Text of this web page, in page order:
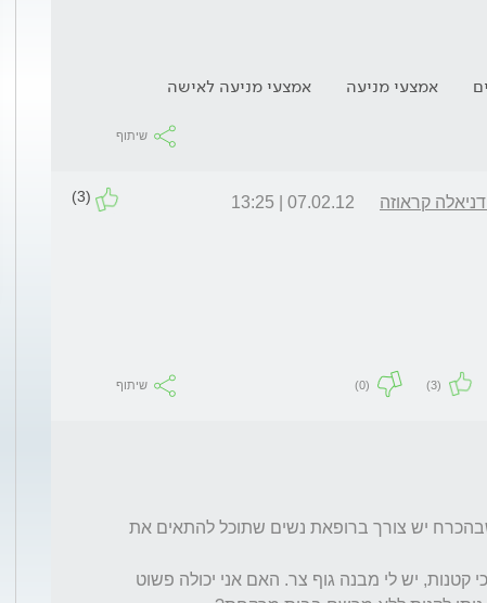
אמצעי מניעה אמצעי מניעה לאישה
שיתוף
קראוזה 07.02.12 | 13:25
(3)
(3)
(0) שיתוף